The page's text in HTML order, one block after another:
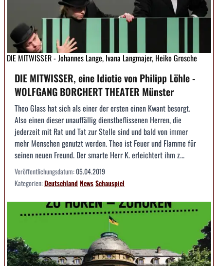
DIE MITWISSER - Johannes Lange, Ivana Langmajer, Heiko Grosche
DIE MITWISSER, eine Idiotie von Philipp Löhle -
WOLFGANG BORCHERT THEATER Münster
Theo Glass hat sich als einer der ersten einen Kwant besorgt.
Also einen dieser unauffällig dienstbeflissenen Herren, die
jederzeit mit Rat und Tat zur Stelle sind und bald von immer
mehr Menschen genutzt werden. Theo ist Feuer und Flamme für
seinen neuen Freund. Der smarte Herr K. erleichtert ihm z...
Veröffentlichungsdatum:05.04.2019
Kategorien:DeutschlandNewsSchauspiel